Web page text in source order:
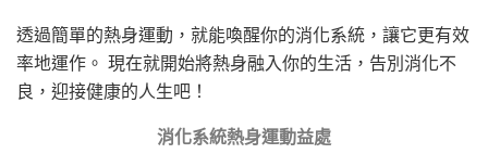
透過簡單的熱身運動，就能喚醒你的消化系統，讓它更有效
率地運作。 現在就開始將熱身融入你的生活，告別消化不
良，迎接健康的人生吧！
消化系統熱身運動益處